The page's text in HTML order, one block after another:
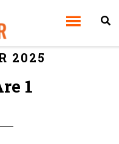
2025
1